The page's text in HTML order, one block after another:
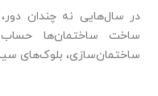
در سال‌هایی نه چندان
ساخت ساختمان‌ها
ساختمان‌سازی، بلوک‌های